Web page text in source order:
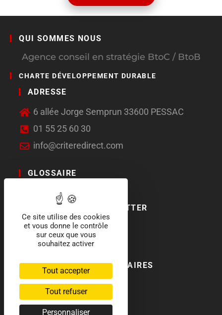
QUI SOMMES NOUS
Agence conseil en stratégie BtoC / BtoB
CHARTE DÉVELOPPEMENT DURABLE
ADRESSE
6 allée Jorge Semprun 33600 PESSAC
01 55 25 60 30
info@criteredirect.com
GLOSSAIRE
LE BLOG
ABONNEMENT NEWSLETTER
SOCIAL MEDIA
NOS LABELS ET PARTENAIRES
Ce site utilise des cookies
et vous donne le contrôle
sur ceux que vous
souhaitez activer
Tout accepter
Tout refuser
Personnaliser